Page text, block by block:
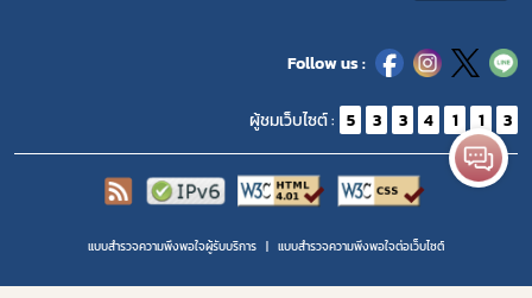
Follow us :
ผู้ชมเว็บไซต์ : 5 3 3 4 1 1 3
แบบสำรวจความพึงพอใจผู้รับบริการ แบบสำรวจความพีงพอใจต่อเว็บไซต์